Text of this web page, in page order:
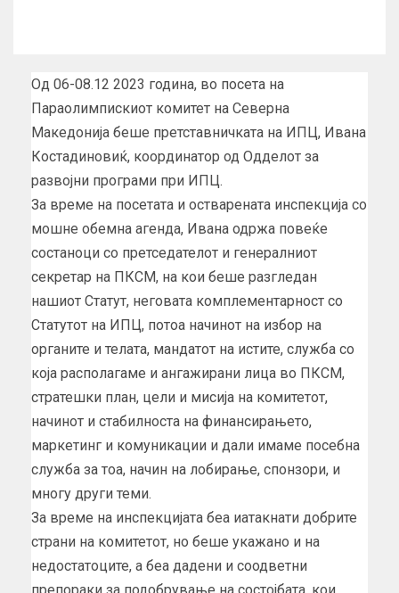
Од 06-08.12 2023 година, во посета на
Параолимпискиот комитет на Северна
Македонија беше претставничката на ИПЦ, Ивана
Костадиновиќ, координатор од Одделот за
развојни програми при ИПЦ.
За време на посетата и остварената инспекција со
мошне обемна агенда, Ивана одржа повеќе
состаноци со претседателот и генералниот
секретар на ПКСМ, на кои беше разгледан
нашиот Статут, неговата комплементарност со
Статутот на ИПЦ, потоа начинот на избор на
органите и телата, мандатот на истите, служба со
која располагаме и ангажирани лица во ПКСМ,
стратешки план, цели и мисија на комитетот,
начинот и стабилноста на финансирањето,
маркетинг и комуникации и дали имаме посебна
служба за тоа, начин на лобирање, спонзори, и
многу други теми.
За време на инспекцијата беа иатакнати добрите
страни на комитетот, но беше укажано и на
недостатоците, а беа дадени и соодветни